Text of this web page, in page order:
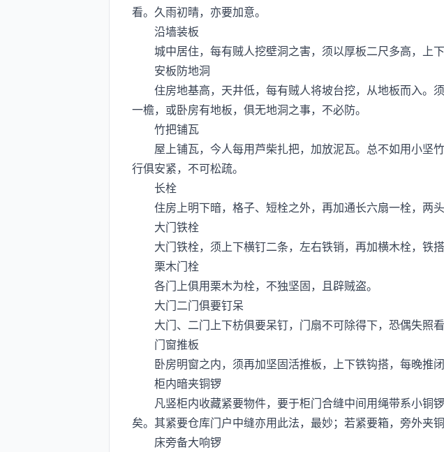
看。久雨初晴，亦要加意。
沿墙装板
城中居住，每有贼人挖壁洞之害，须以厚板二尺多高，上下
安板防地洞
住房地基高，天井低，每有贼人将坡台挖，从地板而入。
一檐，或卧房有地板，俱无地洞之事，不必防。
竹把铺瓦
屋上铺瓦，今人每用芦柴扎把，加放泥瓦。总不如用小坚
行俱安紧，不可松疏。
长栓
住房上明下暗，格子、短栓之外，再加通长六扇一栓，两头
大门铁栓
大门铁栓，须上下横钉二条，左右铁销，再加横木栓，铁搭
栗木门栓
各门上俱用栗木为栓，不独坚固，且辟贼盗。
大门二门俱要钉呆
大门、二门上下枋俱要呆钉，门扇不可除得下，恐偶失照看
门窗推板
卧房明窗之内，须再加坚固活推板，上下铁钩搭，每晚推闭
柜内暗夹铜锣
凡竖柜内收藏紧要物件，要于柜门合缝中间用绳带系小铜
矣。其紧要仓库门户中缝亦用此法，最妙；若紧要箱，旁外夹铜
床旁备大响锣